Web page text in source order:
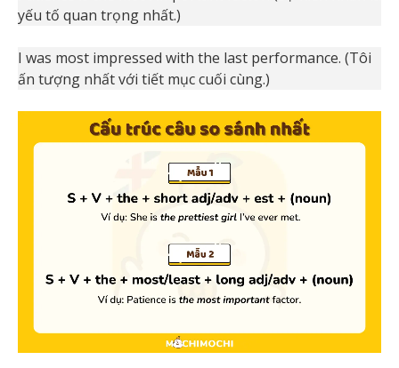
yếu tố quan trọng nhất.)
I was most impressed with the last performance. (Tôi
ấn tượng nhất với tiết mục cuối cùng.)